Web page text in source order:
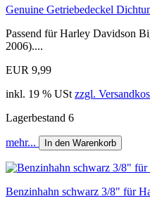
Genuine Getriebedeckel
Passend für Harley Davidson
2006)....
EUR 9,99
inkl. 19 % USt zzgl.
Lagerbestand 6
mehr... In den Warenkorb
Benzinhahn schwarz 3/8" für